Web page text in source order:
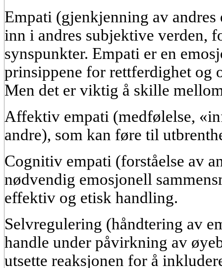
Empati (gjenkjenning av
inn i andres subjektive verden,
synspunkter. Empati er en
prinsippene for rettferdighet og
Men det er viktig å skille
Affektiv empati (medfølelse,
andre), som kan føre til
Cognitiv empati (forståelse av
nødvendig emosjonell
effektiv og etisk handling.
Selvregulering (håndtering av
handle under påvirkning av
utsette reaksjonen for å